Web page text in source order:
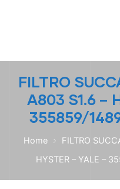
FILTRO
A803 S1.6 –
355859/
Home
FILTRO
HYSTER – YALE –